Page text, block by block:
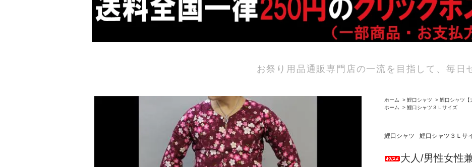
お祭り用品通販専門店の一流を目指して、毎日
ホーム > 鯉口シャツ > 鯉口シャツ【
ホーム
> 鯉口シャツ３Ｌサイズ
鯉口シャツ 鯉口シャツ３Ｌサ
大人/男性女性